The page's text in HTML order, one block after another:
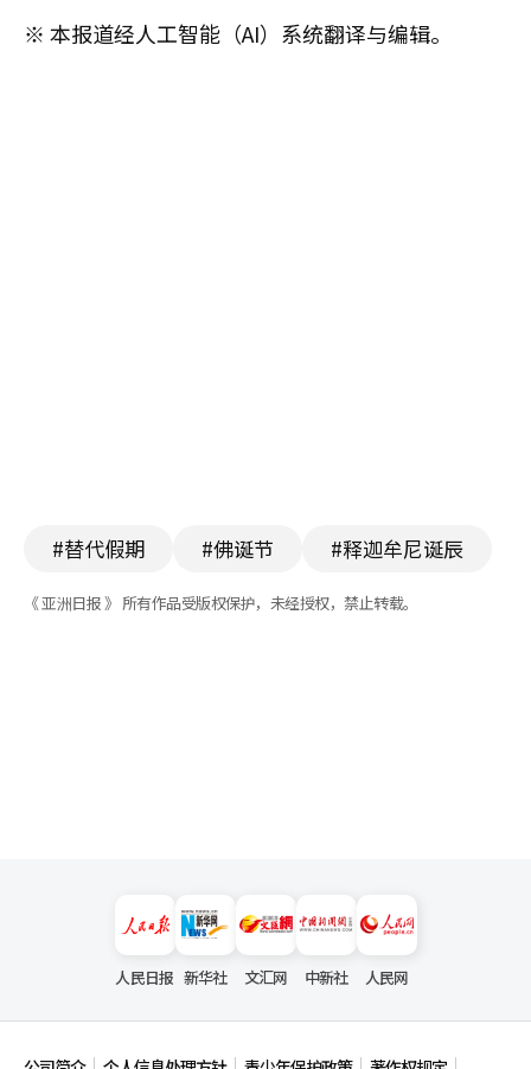
※ 本报道经人工智能（AI）系统翻译与编辑。
#替代假期 #佛诞节 #释迦牟尼诞辰
《 亚洲日报 》 所有作品受版权保护，未经授权，禁止转载。
人民日报 新华社 文汇网 中新社 人民网